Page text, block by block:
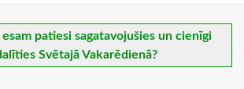
patiesi sagatavojušies un cienīgi
Svētajā Vakarēdienā?